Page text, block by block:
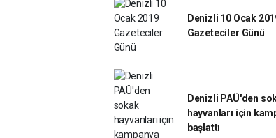
Denizli 10 Ocak
Gazeteciler Günü
Denizli PAÜ'den
hayvanları için
başlattı